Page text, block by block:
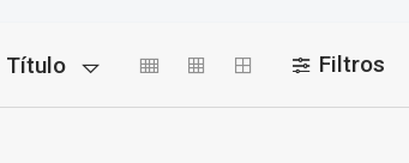
Título Filtros